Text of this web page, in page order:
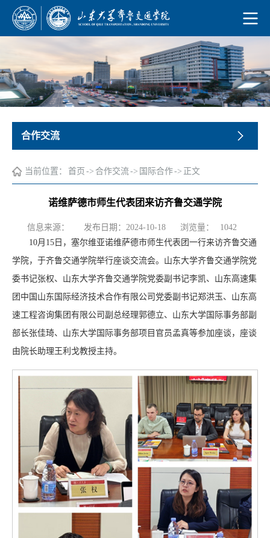
合作交流
当前位置： 首页 -> 合作交流-> 国际合作-> 正文
诺维萨德市师生代表团来访齐鲁交通学院
信息来源： 发布日期：2024-10-18 浏览量：
1042
10月15日，塞尔维亚诺维萨德市师生代表团一行来访齐鲁交通
学院，于齐鲁交通学院举行座谈交流会。山东大学齐鲁交通学院党
委书记张权、山东大学齐鲁交通学院党委副书记李凯、山东高速集
团中国山东国际经济技术合作有限公司党委副书记郑洪玉、山东高
速工程咨询集团有限公司副总经理郭德立、山东大学国际事务部副
部长张佳琦、山东大学国际事务部项目官员孟真等参加座谈，座谈
由院长助理王利戈教授主持。